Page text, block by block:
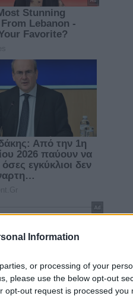
Information
or processing of your
please use the below opt-out
opt-out request is processed you